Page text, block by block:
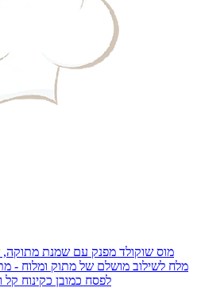
מוס שוקולד מפנק עם שמנת מתוקה,
מלח לשילוב מושלם של מתוק ומלוח -
לפסח כמובן כקינוח קל